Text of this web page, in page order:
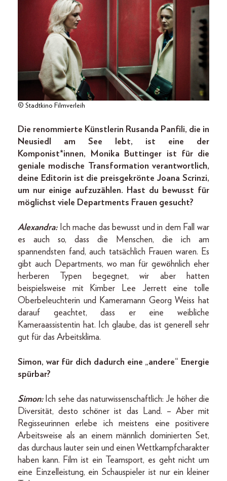
© Stadtkino Filmverleih
Die renommierte Künstlerin Rusanda Panfili, die in
Neusiedl am See lebt, ist eine der
Komponist*innen, Monika Buttinger ist für die
geniale modische Transformation verantwortlich,
deine Editorin ist die preisgekrönte Joana Scrinzi,
um nur einige aufzuzählen. Hast du bewusst für
möglichst viele Departments Frauen gesucht?
Alexandra: Ich mache das bewusst und in dem Fall war
es auch so, dass die Menschen, die ich am
spannendsten fand, auch tatsächlich Frauen waren. Es
gibt auch Departments, wo man für gewöhnlich eher
herberen Typen begegnet, wir aber hatten
beispielsweise mit Kimber Lee Jerrett eine tolle
Oberbeleuchterin und Kameramann Georg Weiss hat
darauf geachtet, dass er eine weibliche
Kameraassistentin hat. Ich glaube, das ist generell sehr
gut für das Arbeitsklima.
Simon, war für dich dadurch eine „andere“ Energie
spürbar?
Simon:Ich sehe das naturwissenschaftlich: Je höher die
Diversität, desto schöner ist das Land. – Aber mit
Regisseurinnen erlebe ich meistens eine positivere
Arbeitsweise als an einem männlich dominierten Set,
das durchaus lauter sein und einen Wettkampfcharakter
haben kann. Film ist ein Teamsport, es geht nicht um
eine Einzelleistung, ein Schauspieler ist nur ein kleiner